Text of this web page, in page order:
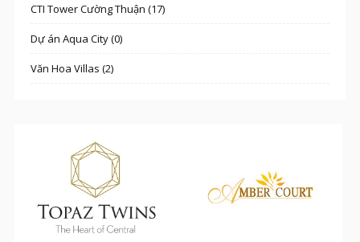
CTI Tower Cường Thuận (17)
Dự án Aqua City (0)
Văn Hoa Villas (2)